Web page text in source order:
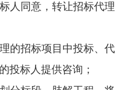
人同意，转让招标代理
的招标项目中投标、代
投标人提供咨询；